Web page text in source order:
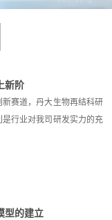
新阶
赛道，丹大生物再结科研
行业对我司研发实力的充
型的建立